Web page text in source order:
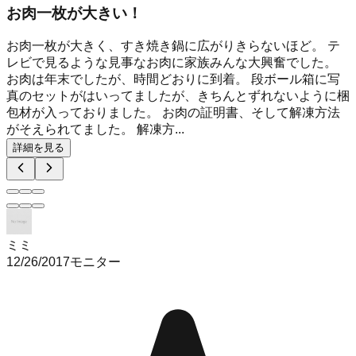
お肉一枚が大きい！
お肉一枚が大きく、すき焼き鍋に広がりきらないほど。 テ
レビで見るような見事なお肉に家族みんな大興奮でした。
お肉は年末でしたが、時間どおりに到着。 段ボール箱に写
真のセットがはいってましたが、きちんとずれないように梱
包材が入っておりました。 お肉の証明書、そして解凍方法
がそえられてました。 解凍方...
詳細を見る
ミミ
12/26/2017モニター